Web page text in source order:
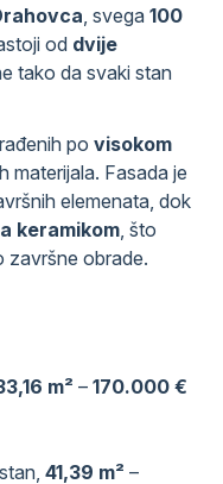
, svega 100
od dvije
tako da svaki stan
po visokom
materijala. Fasada je
elemenata, dok
keramikom , što
završne obrade.
m² – 170.000 €
41,39 m² –